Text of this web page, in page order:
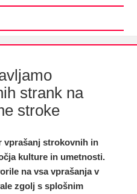
strank na
stroke
vprašanj strokovnih in
kulture in umetnosti.
na vsa vprašanja v
zgolj s splošnim